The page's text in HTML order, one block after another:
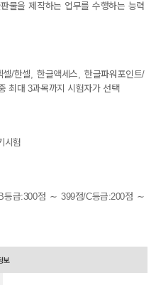
물을 제작하는 업무를 수행하는 능력
셀/한셀, 한글액세스, 한글파워포인트/
최대 3과목까지 시험자가 선택
시험
급:300점 ∼ 399점/C등급:200점 ∼
보